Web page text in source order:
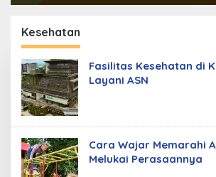
Kesehatan
Fasilitas Kesehatan di
Layani ASN
Cara Wajar Memarahi
Melukai Perasaannya